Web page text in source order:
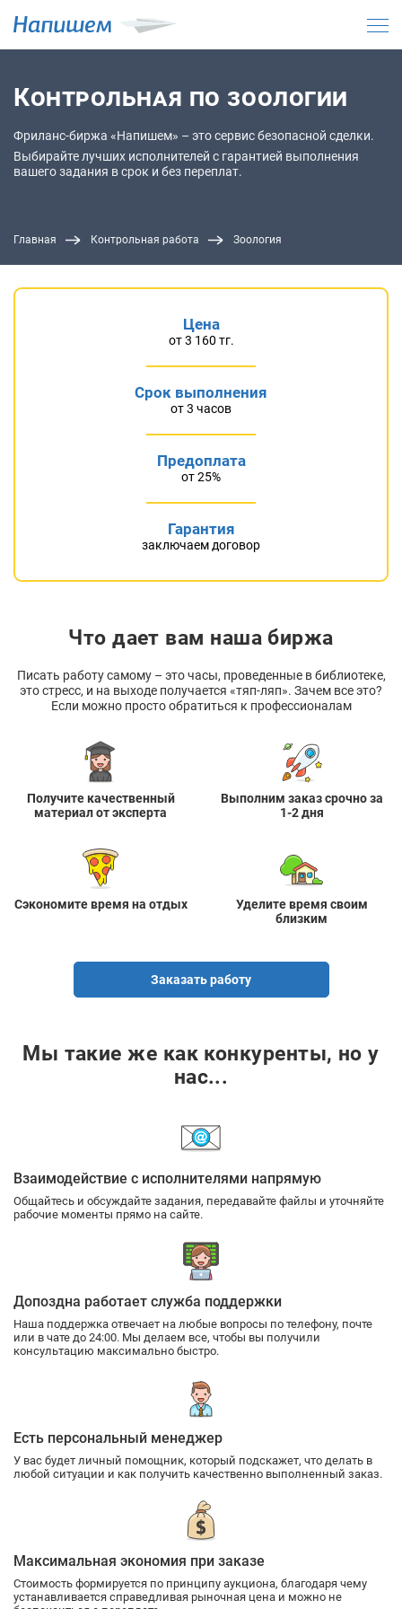
Контрольная по зоологии
Фриланс-биржа «Напишем» – это сервис безопасной сделки.
Выбирайте лучших исполнителей с гарантией выполнения
вашего задания в срок и без переплат.
Главная Контрольная работа Зоология
Цена
от 3 160 тг.
Срок выполнения
от 3 часов
Предоплата
от 25%
Гарантия
заключаем договор
Что дает вам наша биржа
Писать работу самому – это часы, проведенные в библиотеке,
это стресс, и на выходе получается «тяп-ляп». Зачем все это?
Если можно просто обратиться к профессионалам
Получите качественный
материал от эксперта
Выполним заказ срочно за
1-2 дня
Сэкономите время на отдых
Уделите время своим
близким
Заказать работу
Мы такие же как конкуренты, но у
нас...
Взаимодействие с исполнителями напрямую
Общайтесь и обсуждайте задания, передавайте файлы и уточняйте
рабочие моменты прямо на сайте.
Допоздна работает служба поддержки
Наша поддержка отвечает на любые вопросы по телефону, почте
или в чате до 24:00. Мы делаем все, чтобы вы получили
консультацию максимально быстро.
Есть персональный менеджер
У вас будет личный помощник, который подскажет, что делать в
любой ситуации и как получить качественно выполненный заказ.
Максимальная экономия при заказе
Стоимость формируется по принципу аукциона, благодаря чему
устанавливается справедливая рыночная цена и можно не